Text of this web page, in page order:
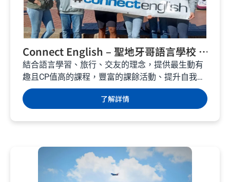
Connect English – 聖地牙哥語言學校 –
美國遊學
結合語言學習、旅行、交友的理念，提供最生動有
趣且CP值高的課程，豐富的課餘活動、提升自我英
語能力。...
了解詳情